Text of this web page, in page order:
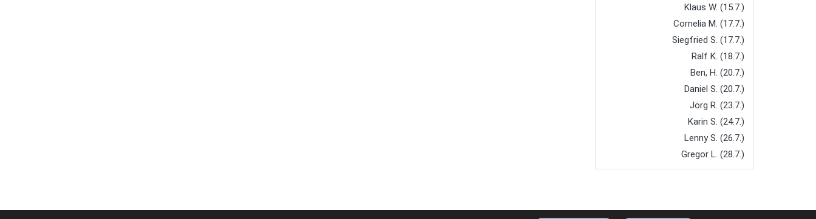
Klaus W. (15.7.)
Cornelia M. (17.7.)
Siegfried S. (17.7.)
Ralf K. (18.7.)
Ben, H. (20.7.)
Daniel S. (20.7.)
Jörg R. (23.7.)
Karin S. (24.7.)
Lenny S. (26.7.)
Gregor L. (28.7.)